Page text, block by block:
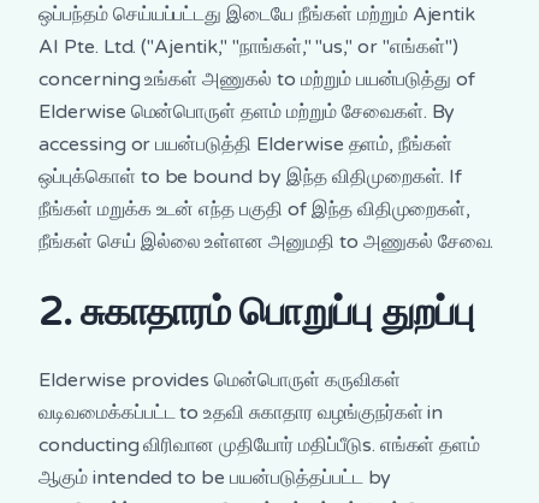
ஒப்பந்தம் செய்யப்பட்டது இடையே நீங்கள் மற்றும் Ajentik
AI Pte. Ltd. ("Ajentik," "நாங்கள்," "us," or "எங்கள்")
concerning உங்கள் அணுகல் to மற்றும் பயன்படுத்து of
Elderwise மென்பொருள் தளம் மற்றும் சேவைகள். By
accessing or பயன்படுத்தி Elderwise தளம், நீங்கள்
ஒப்புக்கொள் to be bound by இந்த விதிமுறைகள். If
நீங்கள் மறுக்க உடன் எந்த பகுதி of இந்த விதிமுறைகள்,
நீங்கள் செய் இல்லை உள்ளன அனுமதி to அணுகல் சேவை.
2. சுகாதாரம் பொறுப்பு துறப்பு
Elderwise provides மென்பொருள் கருவிகள்
வடிவமைக்கப்பட்ட to உதவி சுகாதார வழங்குநர்கள் in
conducting விரிவான முதியோர் மதிப்பீடுs. எங்கள் தளம்
ஆகும் intended to be பயன்படுத்தப்பட்ட by